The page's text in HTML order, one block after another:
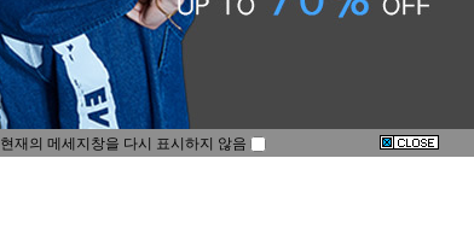
현재의 메세지창을 다시 표시하지 않음